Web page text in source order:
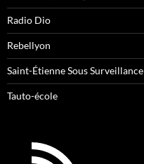
Radio Dio
Rebellyon
Saint-Étienne Sous Surveillance
Tauto-école